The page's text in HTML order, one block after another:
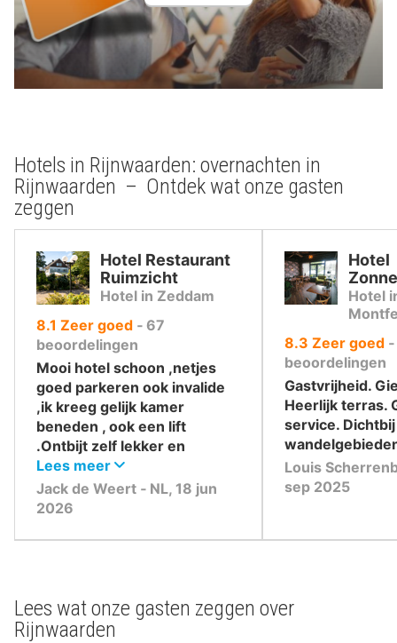
Hotels in Rijnwaarden: overnachten in
Rijnwaarden – Ontdek wat onze gasten
zeggen
Hotel Restaurant
Ruimzicht
Hotel in Zeddam
8.1 uit
10
,
Zeer goed ‐ 67
beoordelingen
Mooi hotel schoon ,netjes
goed parkeren ook invalide
,ik kreeg gelijk kamer
beneden , ook een lift
.Ontbijt zelf lekker en
genoeg.
Lees meer
Jack de Weert ‐ NL, 18 jun
2026
Hotel
Hotel
8.3 uit
10
,
Zeer goed ‐
beoordelingen
Gastvrijheid.
Heerlijk terras.
service.
Louis
sep 2025
Lees wat onze gasten zeggen over
Rijnwaarden